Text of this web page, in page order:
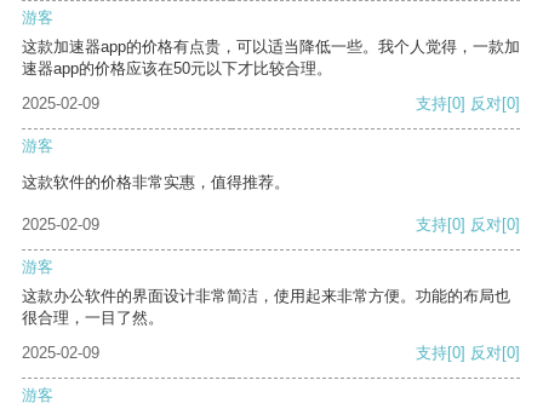
游客
这款加速器app的价格有点贵，可以适当降低一些。我个人觉得，一款加
速器app的价格应该在50元以下才比较合理。
2025-02-09
支持[0] 反对[0]
游客
这款软件的价格非常实惠，值得推荐。
2025-02-09 支持[0] 反对[0]
游客
这款办公软件的界面设计非常简洁，使用起来非常方便。功能的布局也
很合理，一目了然。
2025-02-09
支持[0] 反对[0]
游客